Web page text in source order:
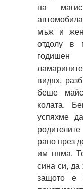
на
мъж и
отдолу в
видях,
беше
колата.
успяхме
рано през
им няма.
сина си, да
защото е